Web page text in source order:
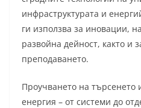
инфраструктурата и
ги използва за иновации,
развойна дейност, както и
преподаването.
Проучването на търсенето
енергия – от системи до